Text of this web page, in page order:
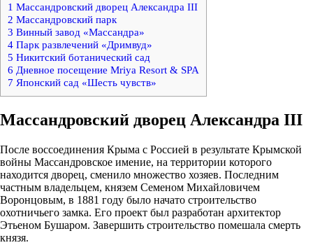
1 Массандровский дворец Александра III
2 Массандровский парк
3 Винный завод «Массандра»
4 Парк развлечений «Дримвуд»
5 Никитский ботанический сад
6 Дневное посещение Mriya Resort & SPA
7 Японский сад «Шесть чувств»
Массандровский дворец Александра III
После воссоединения Крыма с Россией в результате Крымской
войны Массандровское имение, на территории которого
находится дворец, сменило множество хозяев. Последним
частным владельцем, князем Семеном Михайловичем
Воронцовым, в 1881 году было начато строительство
охотничьего замка. Его проект был разработан архитектор
Этьеном Бушаром. Завершить строительство помешала смерть
князя.